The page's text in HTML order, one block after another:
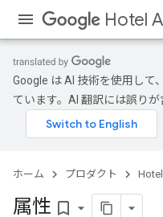
Hotel
Google は AI 技術を使用して
ています。AI 翻訳には誤りが
ホーム プロダクト
属性 bookmark_border